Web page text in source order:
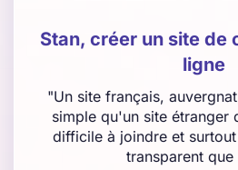
Stan, créer un site de
ligne
"Un site français,
simple qu'un site étranger
difficile à joindre et
transparent que